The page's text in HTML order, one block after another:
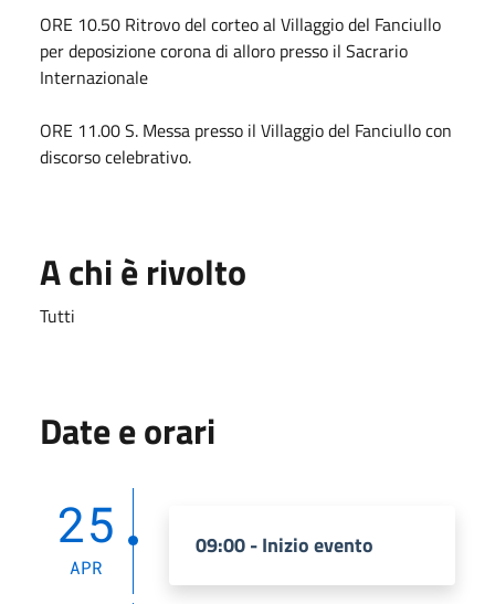
ORE 10.50 Ritrovo del corteo al Villaggio del Fanciullo
per deposizione corona di alloro presso il Sacrario
Internazionale
ORE 11.00 S. Messa presso il Villaggio del Fanciullo con
discorso celebrativo.
A chi è rivolto
Tutti
Date e orari
25
APR
09:00 - Inizio evento